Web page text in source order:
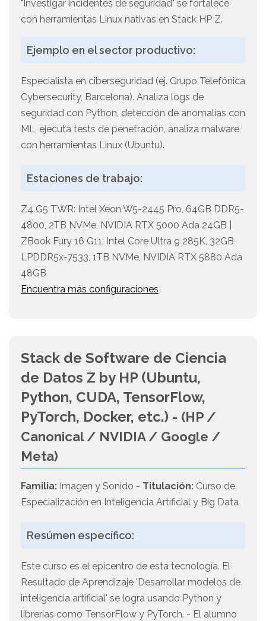
"Investigar incidentes de seguridad" se fortalece
con herramientas Linux nativas en Stack HP Z.
Ejemplo en el sector productivo:
Especialista en ciberseguridad (ej. Grupo Telefónica
Cybersecurity, Barcelona). Analiza logs de
seguridad con Python, detección de anomalías con
ML, ejecuta tests de penetración, analiza malware
con herramientas Linux (Ubuntu).
Estaciones de trabajo:
Z4 G5 TWR: Intel Xeon W5-2445 Pro, 64GB DDR5-
4800, 2TB NVMe, NVIDIA RTX 5000 Ada 24GB |
ZBook Fury 16 G11: Intel Core Ultra 9 285K, 32GB
LPDDR5x-7533, 1TB NVMe, NVIDIA RTX 5880 Ada
48GB
Encuentra más configuraciones
Stack de Software de Ciencia
de Datos Z by HP (Ubuntu,
Python, CUDA, TensorFlow,
PyTorch, Docker, etc.) - (HP /
Canonical / NVIDIA / Google /
Meta)
Familia: Imagen y Sonido - Titulación: Curso de
Especialización en Inteligencia Artificial y Big Data
Resúmen específico:
Este curso es el epicentro de esta tecnología. El
Resultado de Aprendizaje 'Desarrollar modelos de
inteligencia artificial' se logra usando Python y
librerías como TensorFlow y PyTorch. - El alumno